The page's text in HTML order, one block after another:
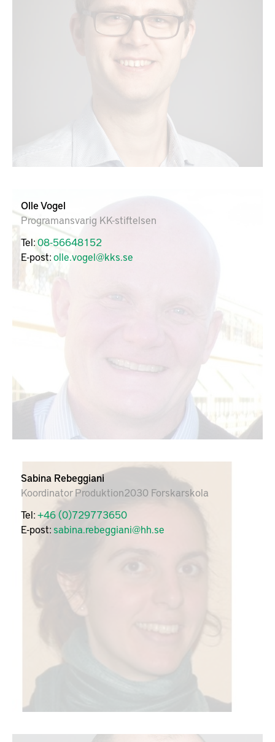
Olle Vogel
Programansvarig KK-stiftelsen
Tel:08-56648152
E-post:olle.vogel@kks.se
Sabina Rebeggiani
Koordinator Produktion2030 Forskarskola
Tel:+46 (0)729773650
E-post:sabina.rebeggiani@hh.se